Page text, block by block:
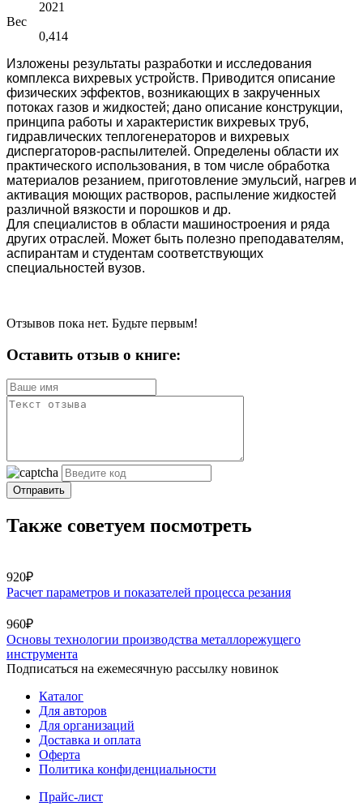
2021
Вес
0,414
Изложены результаты разработки и исследования
комплекса вихревых устройств. Приводится описание
физических эффектов, возникающих в закру­ченных
потоках газов и жидкостей; дано описание конструкции,
принципа ра­боты и характеристик вихревых труб,
гидравлических теплогенераторов и вих­ревых
диспергаторов-распылителей. Определены области их
практического ис­пользования, в том числе обработка
материалов резанием, приготовление эмульсий, нагрев и
активация моющих растворов, распыление жидкостей
раз­личной вязкости и порошков и др.
Для специалистов в области машиностроения и ряда
других отраслей. Может быть полезно преподавателям,
аспирантам и студентам соответствую­щих
специальностей вузов.
Отзывов пока нет. Будьте первым!
Оставить отзыв о книге:
Отправить
Также советуем посмотреть
920₽
Расчет параметров и показателей процесса резания
960₽
Основы технологии производства металлорежущего
инструмента
Подписаться на ежемесячную рассылку новинок
Каталог
Для авторов
Для организаций
Доставка и оплата
Оферта
Политика конфиденциальности
Прайс-лист